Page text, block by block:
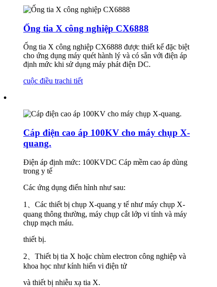
Ống tia X công nghiệp CX6888
Ống tia X công nghiệp CX6888 được thiết kế đặc biệt
cho ứng dụng máy quét hành lý và có sẵn với điện áp
định mức khi sử dụng máy phát điện DC.
cuộc điều trachi tiết
Cáp điện cao áp 100KV cho máy chụp X-
quang.
Điện áp định mức: 100KVDC Cáp mềm cao áp dùng
trong y tế
Các ứng dụng điển hình như sau:
1
Các thiết bị chụp X-quang y tế như máy chụp X-
quang thông thường, máy chụp cắt lớp vi tính và máy
chụp mạch máu.
thiết bị.
2
Thiết bị tia X hoặc chùm electron công nghiệp và
khoa học như kính hiển vi điện tử
và thiết bị nhiễu xạ tia X.